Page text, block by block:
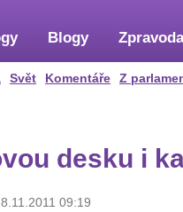
Svět Komentáře Z
Blogy
desku i
09:19